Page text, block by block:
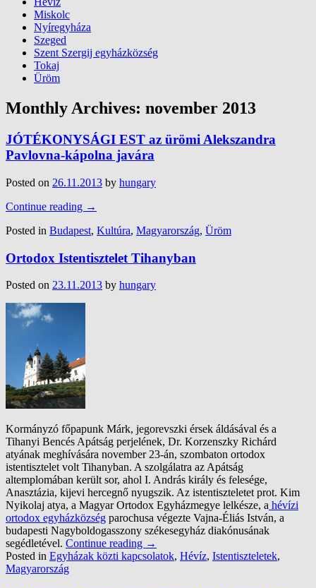
Miskolc
Nyíregyháza
Szeged
Szent Szergij egyházközség
Tokaj
Üröm
Monthly Archives: november 2013
JÓTÉKONYSÁGI EST az ürömi Alekszandra
Pavlovna-kápolna javára
Posted on 26.11.2013 by hungary
Continue reading →
Posted in Budapest, Kultúra, Magyarország, Üröm
Ortodox Istentisztelet Tihanyban
Posted on 23.11.2013 by hungary
Kormányzó főpapunk Márk, jegorevszki érsek áldásával és a
Tihanyi Bencés Apátság perjelének, Dr. Korzenszky Richárd
atyának meghívására november 23-án, szombaton ortodox
istentisztelet volt Tihanyban. A szolgálatra az Apátság
altemplomában került sor, ahol I. András király és felesége,
Anasztázia, kijevi hercegnő nyugszik. Az istentiszteletet prot. Kim
Nyikolaj atya, a Magyar Ortodox Egyházmegye lelkésze, a hévízi
ortodox egyházközség parochusa végezte Vajna-Éliás István, a
budapesti Nagyboldogasszony székesegyház diakónusának
segédletével. Continue reading →
Posted in Egyházak közti kapcsolatok, Hévíz, Istentiszteletek,
Magyarország